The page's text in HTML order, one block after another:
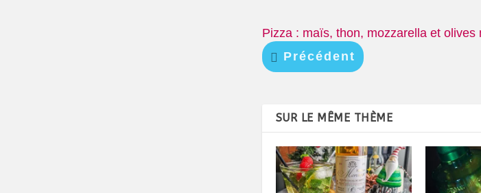
Pizza : maïs, thon, mozzarella et olives
Précédent
SUR LE MÊME THÈME